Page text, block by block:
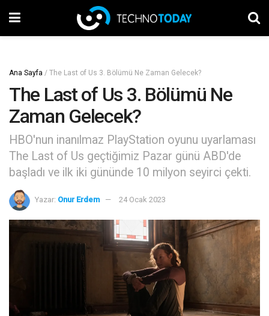
Ana Sayfa / The Last of Us 3. Bölümü Ne Zaman Gelecek?
The Last of Us 3. Bölümü Ne
Zaman Gelecek?
HBO'nun inanılmaz PlayStation oyunu uyarlaması
The Last of Us geçtiğimiz Pazar günü ABD'de
başladı ve ilk iki gününde 10 milyon seyirci çekti.
Yazar: Onur Erdem 24 Ocak 2023